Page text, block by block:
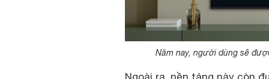
Năm nay, người dùng sẽ